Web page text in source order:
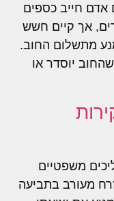
אדם חייב כספים
אך קיים חשש
מתשלום החוב.
יוסדר או
משפטיים
מעורב בתביעה